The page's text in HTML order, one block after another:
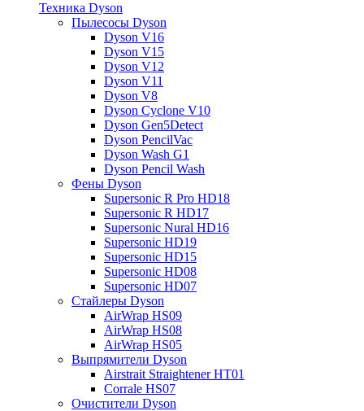
Техника Dyson
Пылесосы Dyson
Dyson V16
Dyson V15
Dyson V12
Dyson V11
Dyson V8
Dyson Cyclone V10
Dyson Gen5Detect
Dyson PencilVac
Dyson Wash G1
Dyson Pencil Wash
Фены Dyson
Supersonic R Pro HD18
Supersonic R HD17
Supersonic Nural HD16
Supersonic HD19
Supersonic HD15
Supersonic HD08
Supersonic HD07
Стайлеры Dyson
AirWrap HS09
AirWrap HS08
AirWrap HS05
Выпрямители Dyson
Airstrait Straightener HT01
Corrale HS07
Очистители Dyson